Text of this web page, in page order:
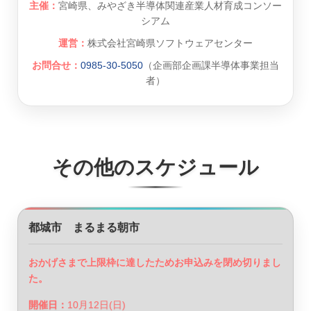
主催： 宮崎県、みやざき半導体関連産業人材育成コンソー
シアム
運営： 株式会社宮崎県ソフトウェアセンター
お問合せ： 0985-30-5050 （企画部企画課半導体事業担当
者）
その他のスケジュール
都城市 まるまる朝市
おかげさまで上限枠に達したためお申込みを閉め切りまし
た。
開催日： 10月12日(日)